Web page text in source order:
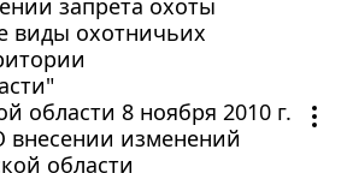
виды охотничьих
области 8 ноября 2010 г.
внесении изменений
области